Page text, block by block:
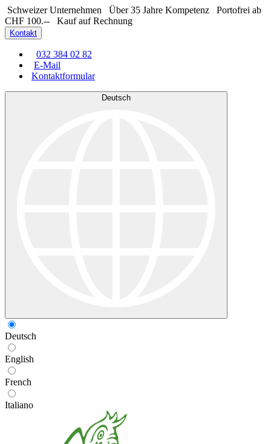
Schweizer Unternehmen Über 35 Jahre Kompetenz
Portofrei ab
CHF 100.--
Kauf auf Rechnung
Kontakt
032 384 02 82
E-Mail
Kontaktformular
Deutsch
Deutsch
English
French
Italiano